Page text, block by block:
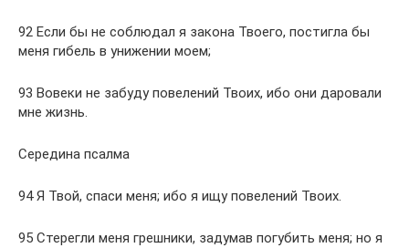
92 Если бы не соблюдал я закона Твоего, постигла бы
меня гибель в унижении моем;
93 Вовеки не забуду повелений Твоих, ибо они даровали
мне жизнь.
Середина псалма
94 Я Твой, спаси меня; ибо я ищу повелений Твоих.
95 Стерегли меня грешники, задумав погубить меня; но я